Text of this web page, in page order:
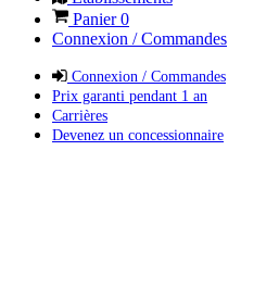
Panier0
Connexion / Commandes
Connexion / Commandes
Prix garanti pendant 1 an
Carrières
Devenez un concessionnaire